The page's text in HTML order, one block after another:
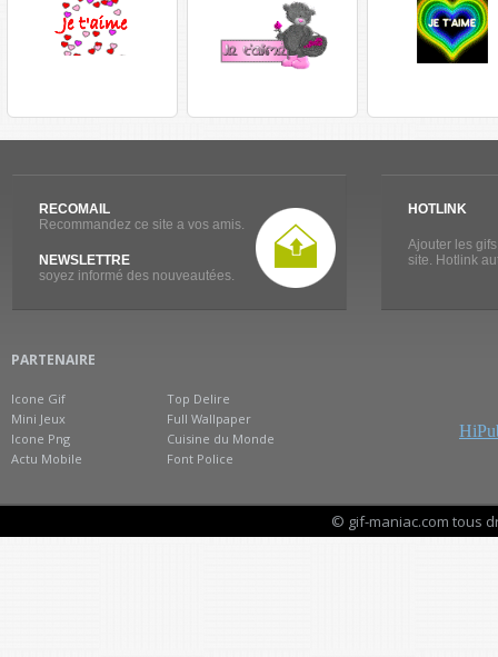
RECOMAIL
Recommandez ce site a vos amis.
NEWSLETTRE
soyez informé des nouveautées.
HOTLINK
Ajouter les
site. Hotlink
PARTENAIRE
Icone Gif
Mini Jeux
Icone Png
Actu Mobile
Top Delire
Full Wallpaper
Cuisine du Monde
Font Police
© gif-maniac.com tous